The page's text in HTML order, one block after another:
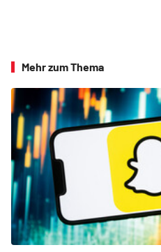
Mehr zum Thema